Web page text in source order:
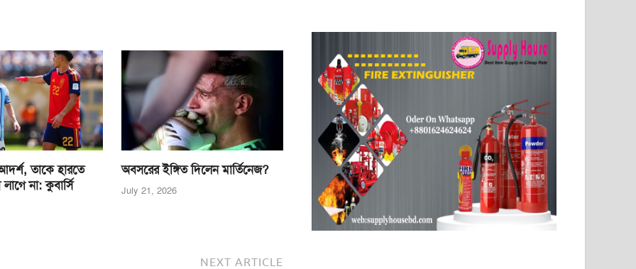
তাকে হারতে
না: কুবার্সি
অবসরের ইঙ্গিত দিলেন মার্তিনেজ?
July 21, 2026
NEXT ARTICLE